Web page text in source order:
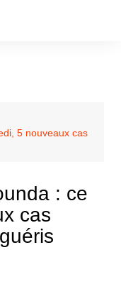
5 nouveaux cas
: ce
cas